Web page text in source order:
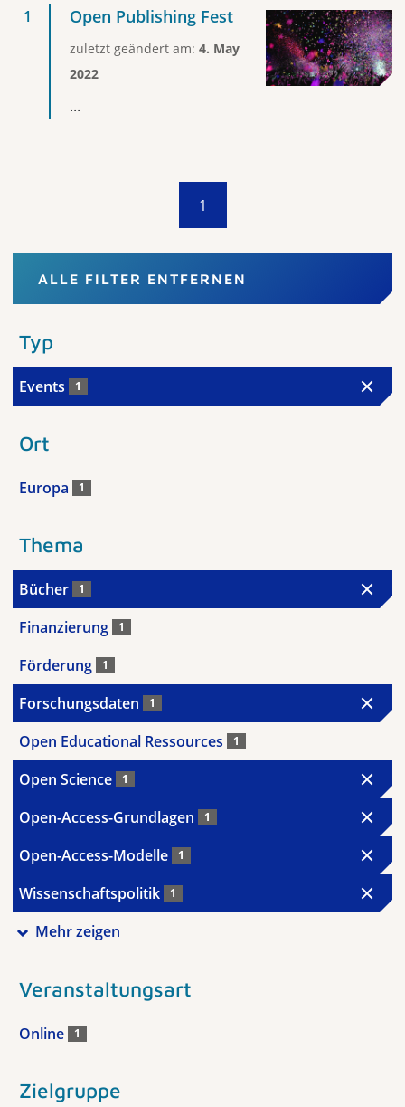
Open Publishing Fest
zuletzt geändert am: 4. May
2022
...
1
ALLE FILTER ENTFERNEN
Typ
Events 1
Ort
Europa 1
Thema
Bücher 1
Finanzierung 1
Förderung 1
Forschungsdaten 1
Open Educational Ressources 1
Open Science 1
Open-Access-Grundlagen 1
Open-Access-Modelle 1
Wissenschaftspolitik 1
Mehr zeigen
Veranstaltungsart
Online 1
Zielgruppe